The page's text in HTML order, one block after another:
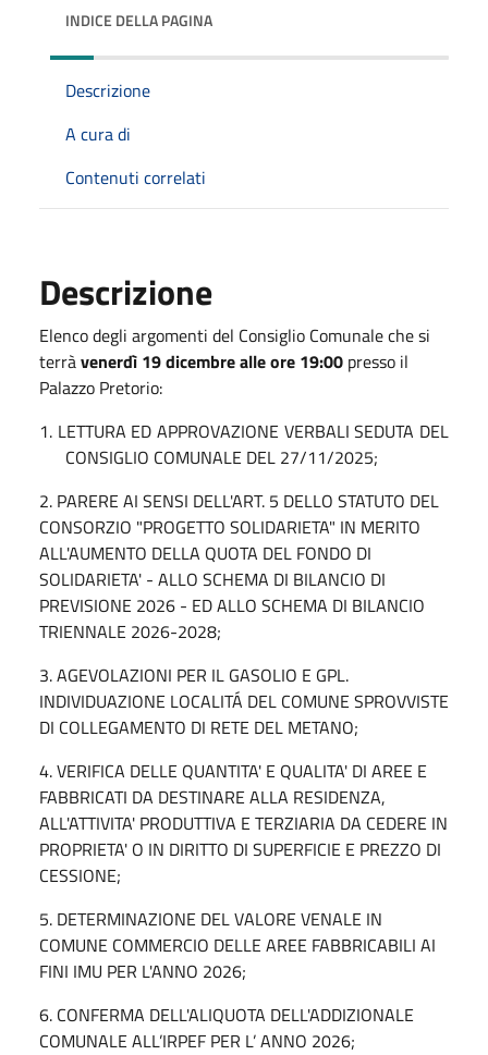
INDICE DELLA PAGINA
Descrizione
A cura di
Contenuti correlati
Descrizione
Elenco degli argomenti del Consiglio Comunale che si
terràvenerdì 19 dicembre alle ore 19:00 presso il
Palazzo Pretorio:
1. LETTURA ED APPROVAZIONE VERBALI SEDUTA DEL
CONSIGLIO COMUNALE DEL 27/11/2025;
2. PARERE AI SENSI DELL'ART. 5 DELLO STATUTO DEL
CONSORZIO "PROGETTO SOLIDARIETA" IN MERITO
ALL'AUMENTO DELLA QUOTA DEL FONDO DI
SOLIDARIETA' - ALLO SCHEMA DI BILANCIO DI
PREVISIONE 2026 - ED ALLO SCHEMA DI BILANCIO
TRIENNALE 2026-2028;
3. AGEVOLAZIONI PER IL GASOLIO E GPL.
INDIVIDUAZIONE LOCALITÁ DEL COMUNE SPROVVISTE
DI COLLEGAMENTO DI RETE DEL METANO;
4. VERIFICA DELLE QUANTITA' E QUALITA' DI AREE E
FABBRICATI DA DESTINARE ALLA RESIDENZA,
ALL'ATTIVITA' PRODUTTIVA E TERZIARIA DA CEDERE IN
PROPRIETA' O IN DIRITTO DI SUPERFICIE E PREZZO DI
CESSIONE;
5. DETERMINAZIONE DEL VALORE VENALE IN
COMUNE COMMERCIO DELLE AREE FABBRICABILI AI
FINI IMU PER L'ANNO 2026;
6. CONFERMA DELL'ALIQUOTA DELL'ADDIZIONALE
COMUNALE ALL’IRPEF PER L’ ANNO 2026;